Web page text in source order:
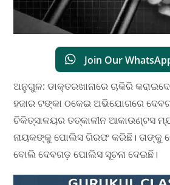
Join Our
ଅନୁଗୁଳ: ଡାକ୍ତରଖାନାରେ ଚାକିରି
ହଜାର ଟଙ୍କା ଠକେଇ ଅଭିଯୋଗରେ
ଚିକିତ୍ସାଳୟର ତତ୍କାଳୀନ ଆକାଉଣ୍ଟସ
ନାୟକଙ୍କୁ ପୋଲିସ ଗିରଫ କରିଛି। ତାଙ୍କୁ
ବୋଲି ଦେବଗଡ଼ ପୋଲିସ ସୂଚନା ଦେଇଛି।